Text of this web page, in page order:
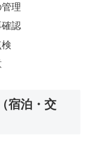
理
確認
宿泊・交